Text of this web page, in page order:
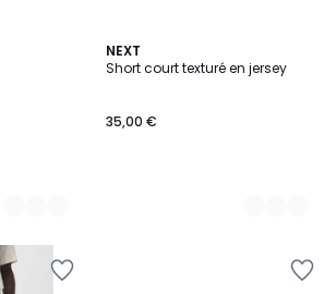
NEXT
Short court texturé en jersey
35,00 €
3
Couleurs